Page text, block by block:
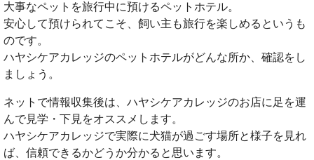
大事なペットを旅行中に預けるペットホテル。
安心して預けられてこそ、飼い主も旅行を楽しめるというも
のです。
ハヤシケアカレッジのペットホテルがどんな所か、確認をし
ましょう。
ネットで情報収集後は、ハヤシケアカレッジのお店に足を運
んで見学・下見をオススメします。
ハヤシケアカレッジで実際に犬猫が過ごす場所と様子を見れ
ば、信頼できるかどうか分かると思います。